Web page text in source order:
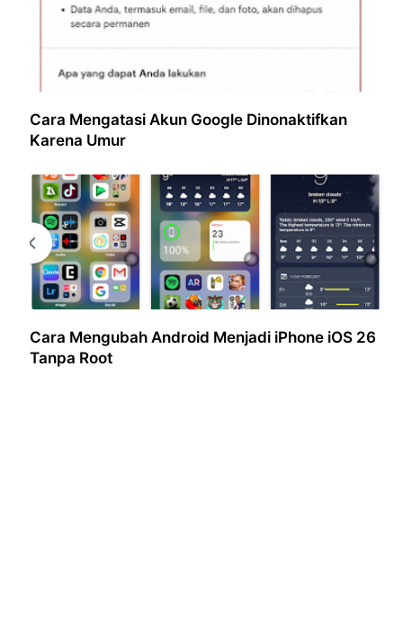
Cara Mengatasi Akun Google Dinonaktifkan
Karena Umur
Cara Mengubah Android Menjadi iPhone iOS 26
Tanpa Root